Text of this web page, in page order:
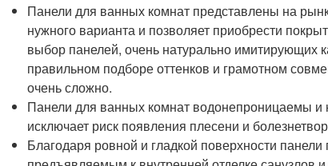
Панели для ванных комнат представлены на
нужного варианта и позволяет приобрести
выбор панелей, очень натурально имитирующих
правильном подборе оттенков и грамотном
очень сложно.
Панели для ванных комнат водонепроницаемы
исключает риск появления плесени и
Благодаря ровной и гладкой поверхности